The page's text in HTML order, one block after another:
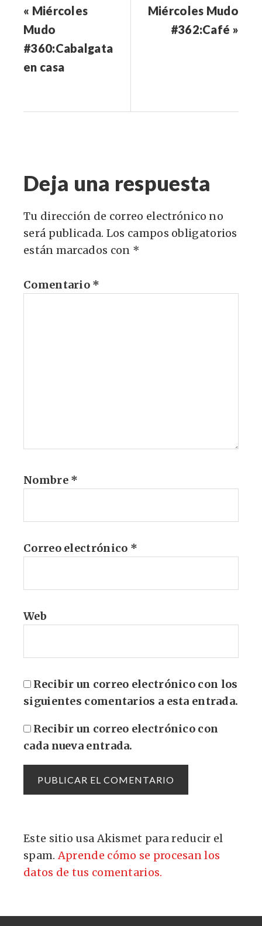
« Miércoles
Mudo
#360:Cabalgata
en casa
Miércoles Mudo
#362:Café »
Deja una respuesta
Tu dirección de correo electrónico no
será publicada. Los campos obligatorios
están marcados con *
Comentario *
Nombre *
Correo electrónico *
Web
Recibir un correo electrónico con los
siguientes comentarios a esta entrada.
Recibir un correo electrónico con
cada nueva entrada.
Este sitio usa Akismet para reducir el
spam.Aprende cómo se procesan los
datos de tus comentarios.